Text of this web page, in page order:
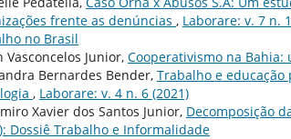
frente as denúncias , Laborare: v. 7 n.
no Brasil
Vasconcelos Junior, Cooperativismo na
Bernardes Bender, Trabalho e
, Laborare: v. 4 n. 6 (2021)
Xavier dos Santos Junior, Decomposição
Dossiê Trabalho e Informalidade